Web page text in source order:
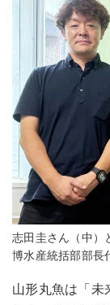
志田圭さん（中）
博水産統括部部長
山形丸魚は「未